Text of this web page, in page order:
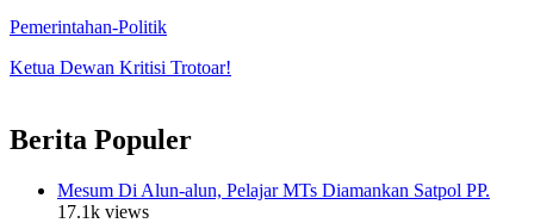
Pemerintahan-Politik
Ketua Dewan Kritisi Trotoar!
Berita Populer
Mesum Di Alun-alun, Pelajar MTs Diamankan Satpol PP.
17.1k views